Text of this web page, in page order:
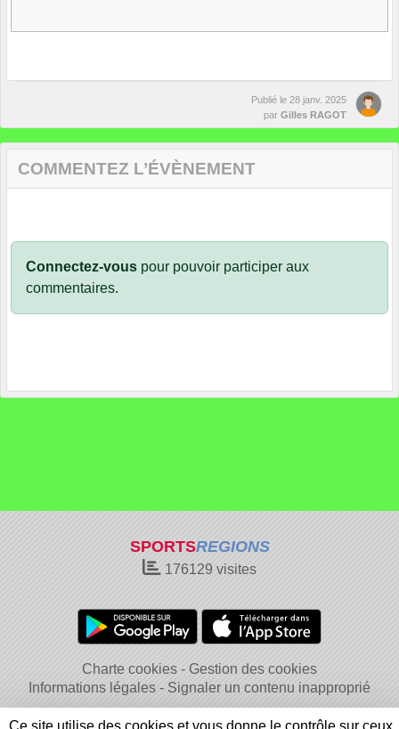
Publié le 28 janv. 2025
par Gilles RAGOT
COMMENTEZ L’ÉVÈNEMENT
Connectez-vous pour pouvoir participer aux
commentaires.
SPORTSREGIONS
176129 visites
Charte cookies
Gestion des cookies
Informations légales
Signaler un contenu inapproprié
Ce site utilise des cookies et vous donne le contrôle sur ceux